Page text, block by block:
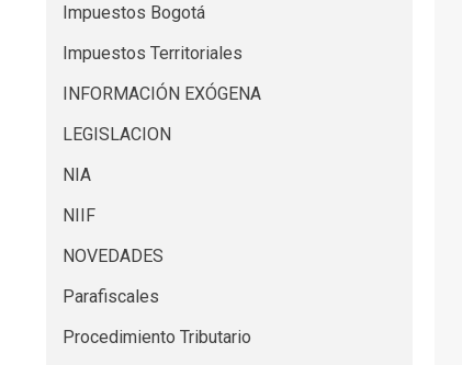
Impuestos Bogotá
Impuestos Territoriales
INFORMACIÓN EXÓGENA
LEGISLACION
NIA
NIIF
NOVEDADES
Parafiscales
Procedimiento Tributario